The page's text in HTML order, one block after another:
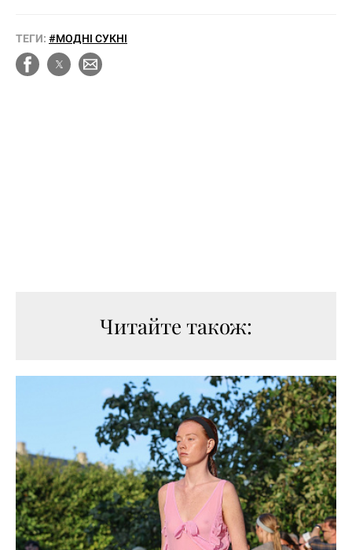
ТЕГИ: #МОДНІ СУКНІ
Читайте також: